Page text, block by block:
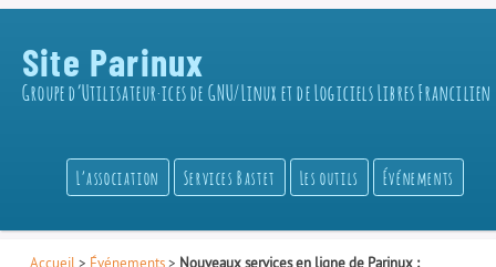
Site Parinux
Groupe d’Utilisateur·ices de GNU/Linux et de Logiciels Libres Francilien
L’association Services Bastet Les outils Événements
Accueil > Événements> Nouveaux services en ligne de Parinux :